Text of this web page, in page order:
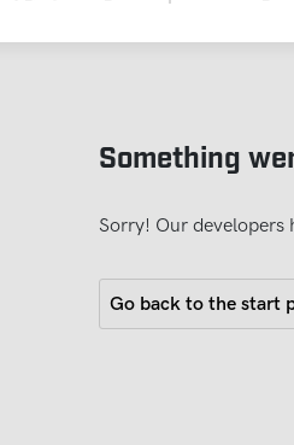
Something
Sorry! Our developers
Go back to the start